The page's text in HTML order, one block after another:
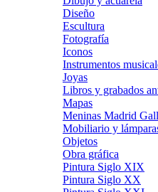
Diseño
Escultura
Fotografía
Iconos
Instrumentos
Joyas
Libros y grabados
Mapas
Meninas Madrid
Mobiliario y
Objetos
Obra gráfica
Pintura Siglo XIX
Pintura Siglo XX